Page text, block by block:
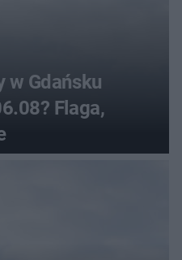
w Gdańsku
Flaga,